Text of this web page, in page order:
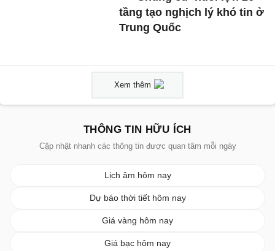
tầng tạo nghịch lý khó tin ở
Trung Quốc
Xem thêm
THÔNG TIN HỮU ÍCH
Cập nhật nhanh các thông tin được quan tâm mỗi ngày
Lịch âm hôm nay
Dự báo thời tiết hôm nay
Giá vàng hôm nay
Giá bạc hôm nay